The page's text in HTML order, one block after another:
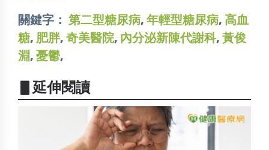
關鍵字： 第二型糖尿病, 年輕型糖尿病, 高血
糖, 肥胖, 奇美醫院, 內分泌新陳代謝科, 黃俊
淵, 憂鬱,
▋延伸閱讀